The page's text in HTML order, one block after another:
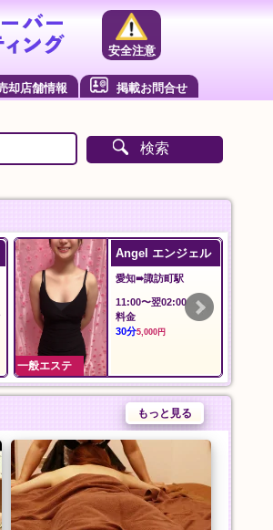
安全注意
却店舗情報 掲載お問合せ
検索
一般エステ
Angel エンジェル
愛知➠諏訪町駅
11:00〜翌02:00
料金
30分5,000円
もっと見る